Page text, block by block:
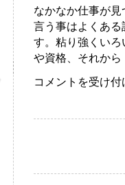
なかなか仕事が
言う事はよくあ
す。粘り強くい
や資格、それか
得
野
コメントを受け